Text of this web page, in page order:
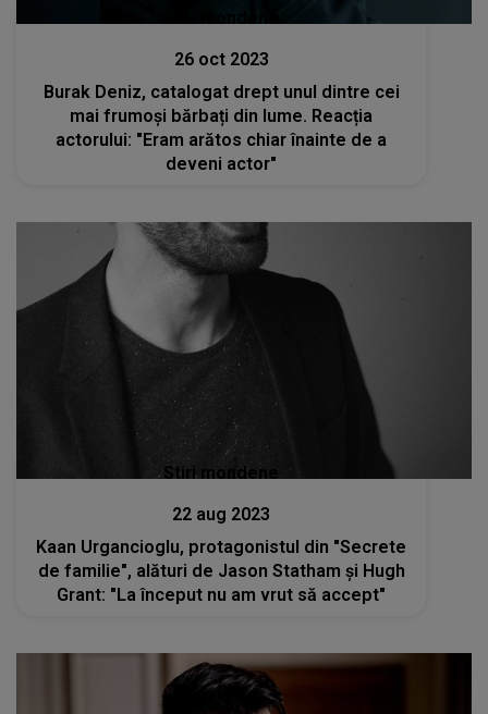
26 oct 2023
Burak Deniz, catalogat drept unul dintre cei
mai frumoși bărbați din lume. Reacția
actorului: "Eram arătos chiar înainte de a
deveni actor"
Stiri mondene
22 aug 2023
Kaan Urgancioglu, protagonistul din "Secrete
de familie", alături de Jason Statham și Hugh
Grant: "La început nu am vrut să accept"